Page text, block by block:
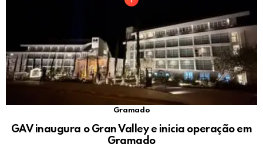
Gramado
GAV inaugura o Gran Valley e inicia operação em
Gramado